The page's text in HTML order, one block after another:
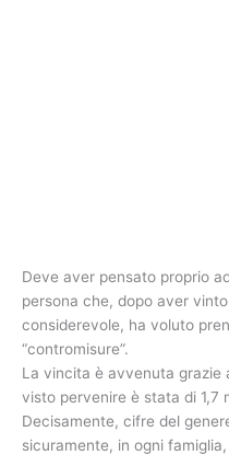
Deve aver pensato proprio
persona che, dopo aver
considerevole, ha voluto
“contromisure”.
La vincita è avvenuta grazie
visto pervenire è stata di 1,7
Decisamente, cifre del
sicuramente, in ogni